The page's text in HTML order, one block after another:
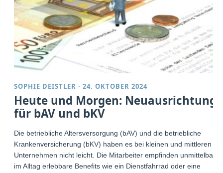
SOPHIE DEISTLER ·24. OKTOBER 2024
Heute und Morgen: Neuausrichtung
für bAV und bKV
Die betriebliche Altersversorgung (bAV) und die betriebliche
Krankenversicherung (bKV) haben es bei kleinen und mittleren
Unternehmen nicht leicht. Die Mitarbeiter empfinden unmittelbar
im Alltag erlebbare Benefits wie ein Dienstfahrrad oder eine